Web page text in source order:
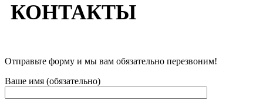
КОНТАКТЫ
Отправьте форму и мы вам обязательно перезвоним!
Ваше имя (обязательно)